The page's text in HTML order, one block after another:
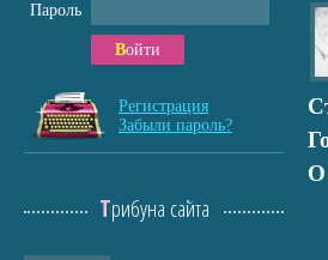
О
Пароль
Войти
Регистрация
Забыли пароль?
Трибуна сайта